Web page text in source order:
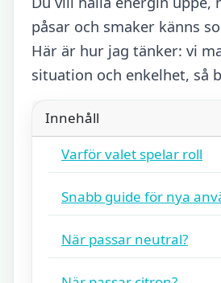
påsar och smaker känns
Här är hur jag tänker: vi
situation och enkelhet, så
Innehåll
Varför valet spelar roll
Snabb guide för nya
När passar neutral?